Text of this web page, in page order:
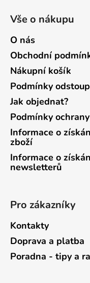
Vše o nákupu
O nás
Obchodní
Nákupní košík
Podmínky
Jak objednat?
Podmínky
Informace o
zboží
Informace o
newsletterů
Pro zákazníky
Kontakty
Doprava a platba
Poradna - tipy a